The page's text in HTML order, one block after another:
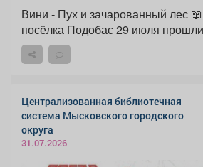
Вини - Пух и зачарованный лес 📖В библиотеке
посёлка Подобас 29 июля
Централизованная библиотечная
система Мысковского городского
округа
31.07.2026